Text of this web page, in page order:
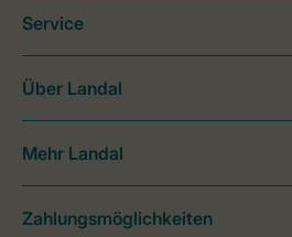
Service
Über Landal
Mehr Landal
Zahlungsmöglichkeiten